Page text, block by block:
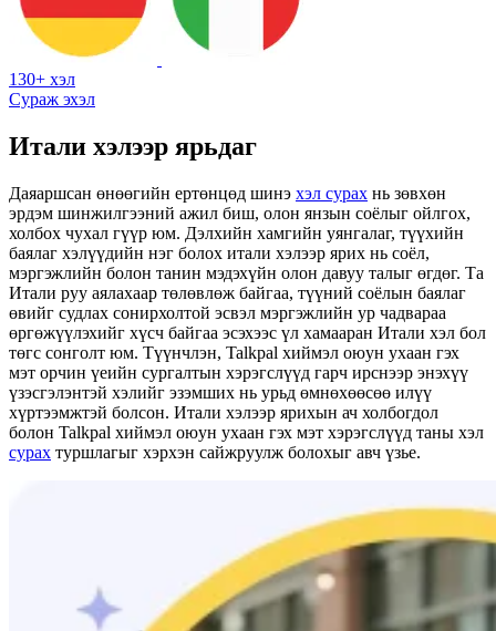
130+ хэл
Сураж эхэл
Итали хэлээр ярьдаг
Даяаршсан өнөөгийн ертөнцөд шинэ хэл сурах нь зөвхөн
эрдэм шинжилгээний ажил биш, олон янзын соёлыг ойлгох,
холбох чухал гүүр юм. Дэлхийн хамгийн уянгалаг, түүхийн
баялаг хэлүүдийн нэг болох итали хэлээр ярих нь соёл,
мэргэжлийн болон танин мэдэхүйн олон давуу талыг өгдөг. Та
Итали руу аялахаар төлөвлөж байгаа, түүний соёлын баялаг
өвийг судлах сонирхолтой эсвэл мэргэжлийн ур чадвараа
өргөжүүлэхийг хүсч байгаа эсэхээс үл хамааран Итали хэл бол
төгс сонголт юм. Түүнчлэн, Talkpal хиймэл оюун ухаан гэх
мэт орчин үеийн сургалтын хэрэгслүүд гарч ирснээр энэхүү
үзэсгэлэнтэй хэлийг эзэмших нь урьд өмнөхөөсөө илүү
хүртээмжтэй болсон. Итали хэлээр ярихын ач холбогдол
болон Talkpal хиймэл оюун ухаан гэх мэт хэрэгслүүд таны хэл
сурах туршлагыг хэрхэн сайжруулж болохыг авч үзье.